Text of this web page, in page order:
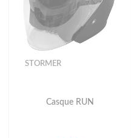
STORMER
Casque RUN